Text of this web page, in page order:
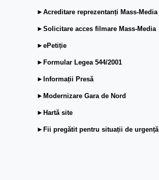
►Acreditare reprezentanți Mass-Media
►Solicitare acces filmare Mass-Media
►ePetiție
►Formular Legea 544/2001
►Informații Presă
►Modernizare Gara de Nord
►Hartă site
►Fii pregătit pentru situații de urgență